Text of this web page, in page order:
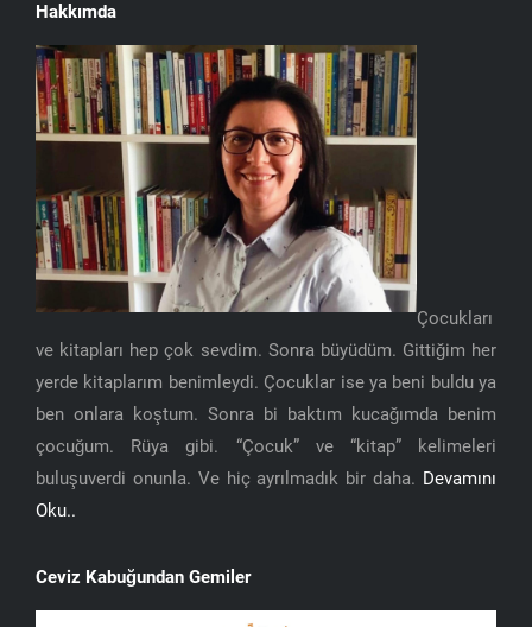
Hakkımda
Çocukları
ve kitapları hep çok sevdim. Sonra büyüdüm. Gittiğim her
yerde kitaplarım benimleydi. Çocuklar ise ya beni buldu ya
ben onlara koştum. Sonra bi baktım kucağımda benim
çocuğum. Rüya gibi. “Çocuk” ve “kitap” kelimeleri
buluşuverdi onunla. Ve hiç ayrılmadık bir daha. Devamını
Oku..
Ceviz Kabuğundan Gemiler